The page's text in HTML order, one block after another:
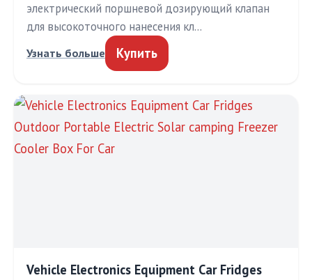
электрический поршневой дозирующий клапан
для высокоточного нанесения кл…
Узнать больше Купить
Vehicle Electronics Equipment Car Fridges